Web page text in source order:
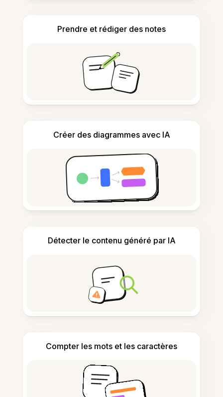
Prendre et rédiger des notes
Créer des diagrammes avec IA
Détecter le contenu généré par IA
Compter les mots et les caractères